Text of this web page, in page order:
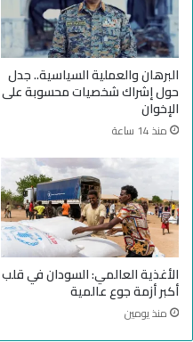
ا
س
ي
و
ز
ع
ز
ل
ا
ت
ق
ر
ا
ر
ف
ي
ش
ع
ل
ا
ق
ا
د
ت
ل
ل
البرهان والعملية السياسية.. جدل
حول إشراك شخصيات محسوبة على
الإخوان
منذ 14 ساعة
الأغذية العالمي: السودان في قلب
أكبر أزمة جوع عالمية
منذ يومين